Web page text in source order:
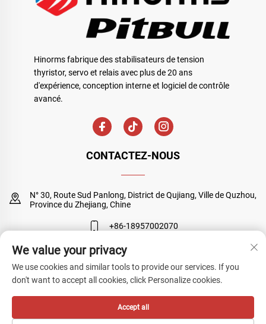
Hinorms fabrique des stabilisateurs de tension
thyristor, servo et relais avec plus de 20 ans
d'expérience, conception interne et logiciel de contrôle
avancé.
CONTACTEZ-NOUS
N° 30, Route Sud Panlong, District de Qujiang, Ville de Quzhou,
Province du Zhejiang, Chine
+86-18957002070
[email protected]
Droits d'auteur © Quzhou Sanyuan Huineng Electronic Co., Ltd. Tous
Politique de confidentialité
We value your privacy
We use cookies and similar tools to provide our services. If you
don't want to accept all cookies, click Personalize cookies.
Accept all